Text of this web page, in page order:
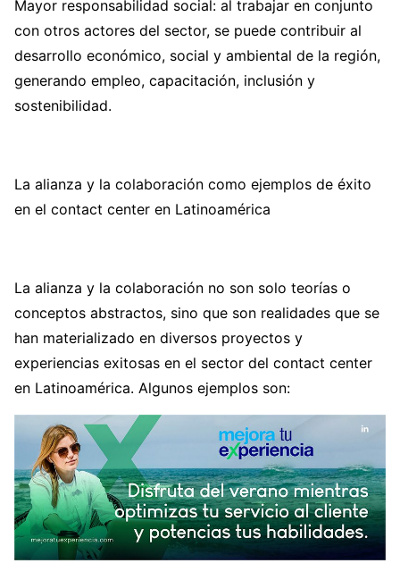
Mayor responsabilidad social: al trabajar en conjunto
con otros actores del sector, se puede contribuir al
desarrollo económico, social y ambiental de la región,
generando empleo, capacitación, inclusión y
sostenibilidad.
La alianza y la colaboración como ejemplos de éxito
en el contact center en Latinoamérica
La alianza y la colaboración no son solo teorías o
conceptos abstractos, sino que son realidades que se
han materializado en diversos proyectos y
experiencias exitosas en el sector del contact center
en Latinoamérica. Algunos ejemplos son: